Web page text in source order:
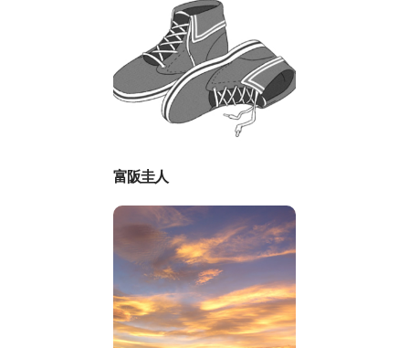
富阪圭人